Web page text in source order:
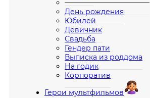
————————————
День рождения
Юбилей
Девичник
Свадьба
Гендер пати
Выписка из роддома
На годик
Корпоратив
Герои мультфильмов